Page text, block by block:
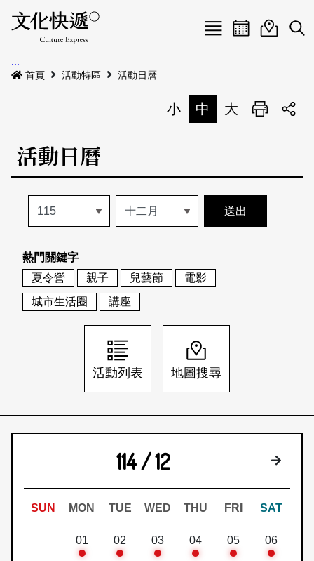
Menu
最新公告
本期專題
歷史專題
活動特區
活動列表
地圖搜尋
關於我們
關於我們
刊物索取地點
會員基本資料
刊登活動
網站導覽 English
日本語 登入/註冊
活動日曆活動地圖
展
:::
首頁
活動特區 活動日曆
小 中 大 列印
活動日曆
熱門關鍵字
夏令營
親子 兒藝節
電影
城市生活圈
講座
活動列表 地圖搜尋
114 / 12 下個月
SUN MON TUE WED THU FRI SAT
01 02 03 04 05 06